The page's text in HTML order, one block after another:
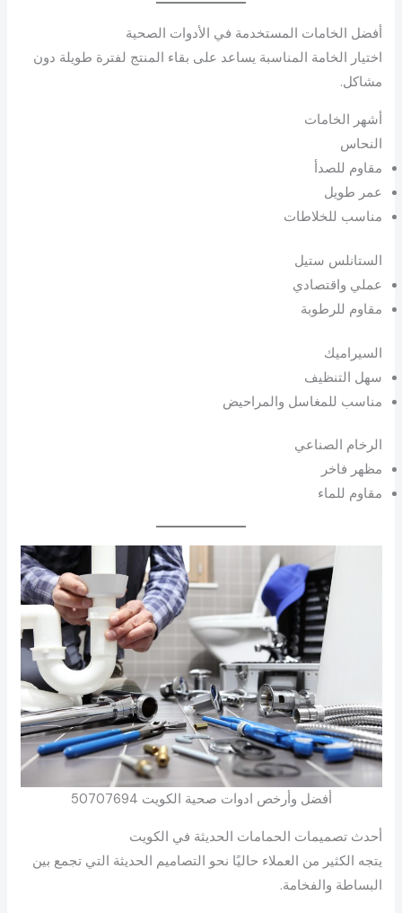
أفضل الخامات المستخدمة في الأدوات الصحية
اختيار الخامة المناسبة يساعد على بقاء المنتج لفترة طويلة دون
مشاكل.
أشهر الخامات
النحاس
مقاوم للصدأ
عمر طويل
مناسب للخلاطات
الستانلس ستيل
عملي واقتصادي
مقاوم للرطوبة
السيراميك
سهل التنظيف
مناسب للمغاسل والمراحيض
الرخام الصناعي
مظهر فاخر
مقاوم للماء
أفضل وأرخص ادوات صحية الكويت 50707694
أحدث تصميمات الحمامات الحديثة في الكويت
يتجه الكثير من العملاء حاليًا نحو التصاميم الحديثة التي تجمع بين
البساطة والفخامة.